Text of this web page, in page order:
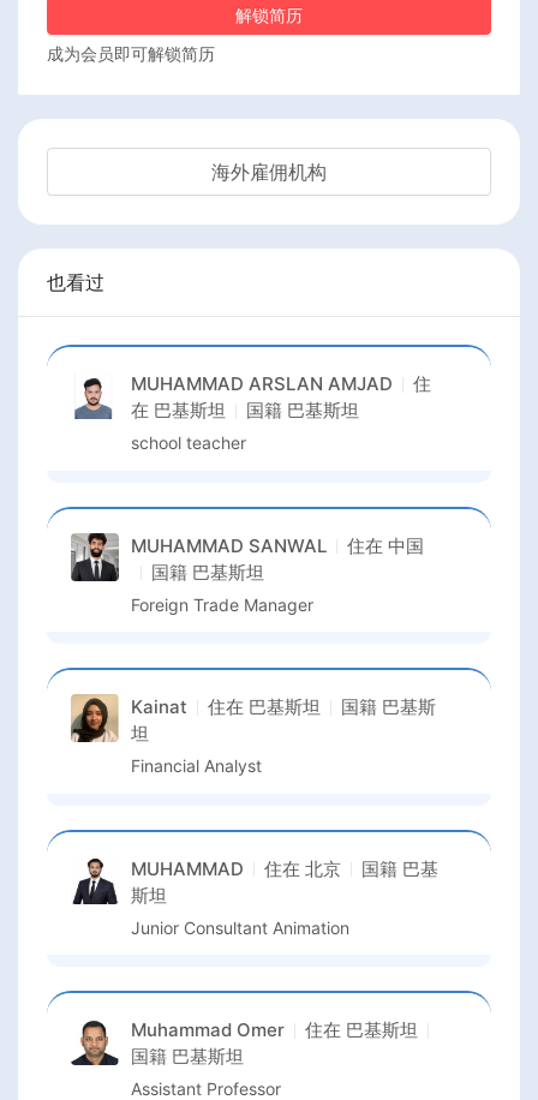
解锁简历
成为会员即可解锁简历
海外雇佣机构
也看过
MUHAMMAD ARSLAN AMJAD
住
在 巴基斯坦 国籍 巴基斯坦
school teacher
MUHAMMAD SANWAL 住在 中国
国籍 巴基斯坦
Foreign Trade Manager
Kainat 住在 巴基斯坦 国籍 巴基斯
坦
Financial Analyst
MUHAMMAD 住在 北京 国籍 巴基
斯坦
Junior Consultant Animation
Muhammad Omer 住在 巴基斯坦
国籍 巴基斯坦
Assistant Professor